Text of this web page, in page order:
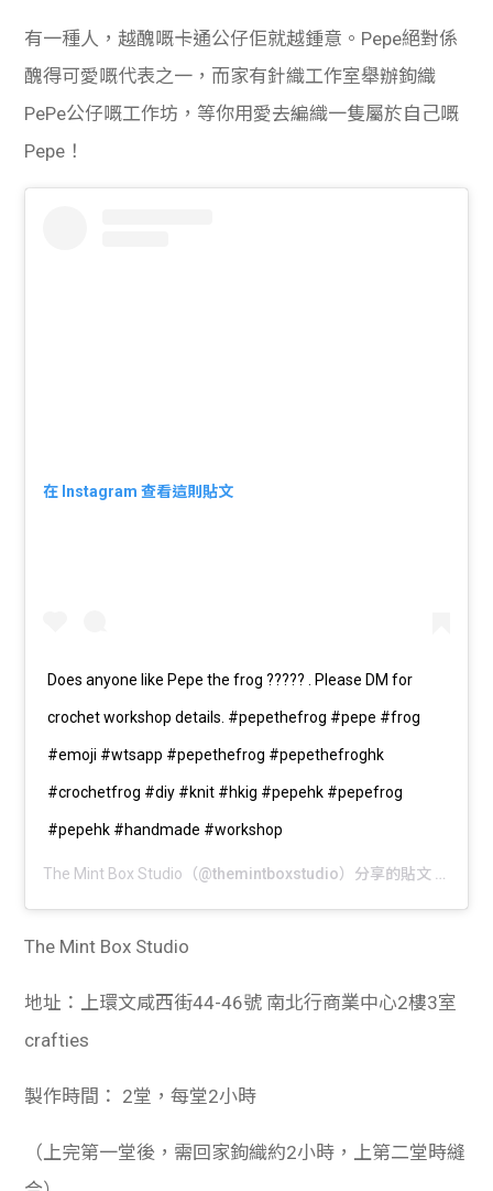
有一種人，越醜嘅卡通公仔佢就越鍾意。Pepe絕對係
醜得可愛嘅代表之一，而家有針織工作室舉辦鉤織
PePe公仔嘅工作坊，等你用愛去編織一隻屬於自己嘅
Pepe！
在 Instagram 查看這則貼文
Does anyone like Pepe the frog ????? . Please DM for
crochet workshop details. #pepethefrog #pepe #frog
#emoji #wtsapp #pepethefrog #pepethefroghk
#crochetfrog #diy #knit #hkig #pepehk #pepefrog
#pepehk #handmade #workshop
The Mint Box Studio （@themintboxstudio）分享的貼文 於
The Mint Box Studio
地址：上環文咸西街44-46號 南北行商業中心2樓3室
crafties
製作時間： 2堂，每堂2小時
（上完第一堂後，需回家鉤織約2小時，上第二堂時縫